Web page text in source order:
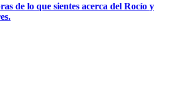
de lo que sientes acerca del Rocío y